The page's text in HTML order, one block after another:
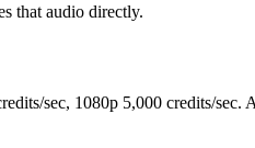
that audio directly.
sec, 1080p 5,000 credits/sec.